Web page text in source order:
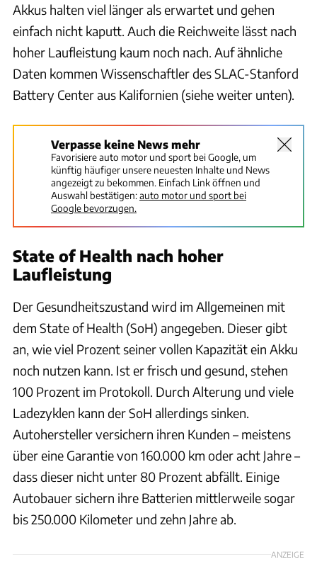
Akkus halten viel länger als erwartet und gehen
einfach nicht kaputt. Auch die Reichweite lässt nach
hoher Laufleistung kaum noch nach. Auf ähnliche
Daten kommen Wissenschaftler des SLAC-Stanford
Battery Center aus Kalifornien (siehe weiter unten).
Verpasse keine News mehr
Favorisiere auto motor und sport bei Google, um
künftig häufiger unsere neuesten Inhalte und News
angezeigt zu bekommen. Einfach Link öffnen und
Auswahl bestätigen:auto motor und sport bei
Google bevorzugen.
State of Health nach hoher
Laufleistung
Der Gesundheitszustand wird im Allgemeinen mit
dem State of Health (SoH) angegeben. Dieser gibt
an, wie viel Prozent seiner vollen Kapazität ein Akku
noch nutzen kann. Ist er frisch und gesund, stehen
100 Prozent im Protokoll. Durch Alterung und viele
Ladezyklen kann der SoH allerdings sinken.
Autohersteller versichern ihren Kunden – meistens
über eine Garantie von 160.000 km oder acht Jahre –
dass dieser nicht unter 80 Prozent abfällt. Einige
Autobauer sichern ihre Batterien mittlerweile sogar
bis 250.000 Kilometer und zehn Jahre ab.
ANZEIGE